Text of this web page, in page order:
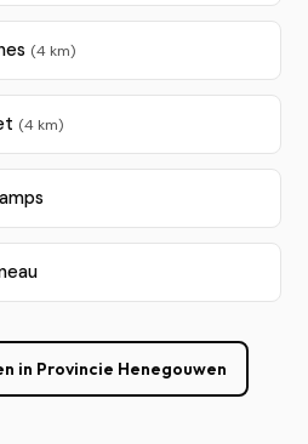
(4 km)
(4 km)
in Provincie Henegouwen